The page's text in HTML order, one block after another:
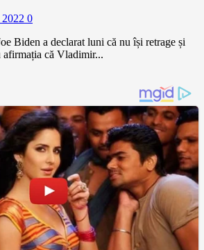
0
Biden a declarat luni că nu își retrage și
afirmația că Vladimir...